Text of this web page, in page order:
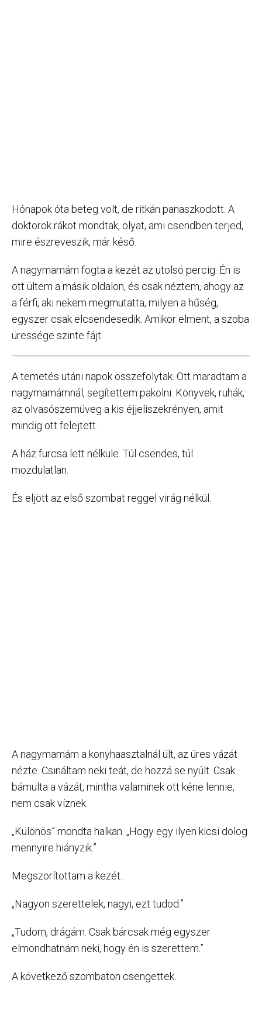
Hónapok óta beteg volt, de ritkán panaszkodott. A
doktorok rákot mondtak, olyat, ami csendben terjed,
mire észreveszik, már késő.
A nagymamám fogta a kezét az utolsó percig. Én is
ott ültem a másik oldalon, és csak néztem, ahogy az
a férfi, aki nekem megmutatta, milyen a hűség,
egyszer csak elcsendesedik. Amikor elment, a szoba
üressége szinte fájt.
A temetés utáni napok összefolytak. Ott maradtam a
nagymamámnál, segítettem pakolni. Könyvek, ruhák,
az olvasószemüveg a kis éjjeliszekrényen, amit
mindig ott felejtett.
A ház furcsa lett nélküle. Túl csendes, túl
mozdulatlan.
És eljött az első szombat reggel virág nélkül.
A nagymamám a konyhaasztalnál ült, az üres vázát
nézte. Csináltam neki teát, de hozzá se nyúlt. Csak
bámulta a vázát, mintha valaminek ott kéne lennie,
nem csak víznek.
„Különös” mondta halkan. „Hogy egy ilyen kicsi dolog
mennyire hiányzik.”
Megszorítottam a kezét.
„Nagyon szerettelek, nagyi, ezt tudod.”
„Tudom, drágám. Csak bárcsak még egyszer
elmondhatnám neki, hogy én is szerettem.”
A következő szombaton csengettek.